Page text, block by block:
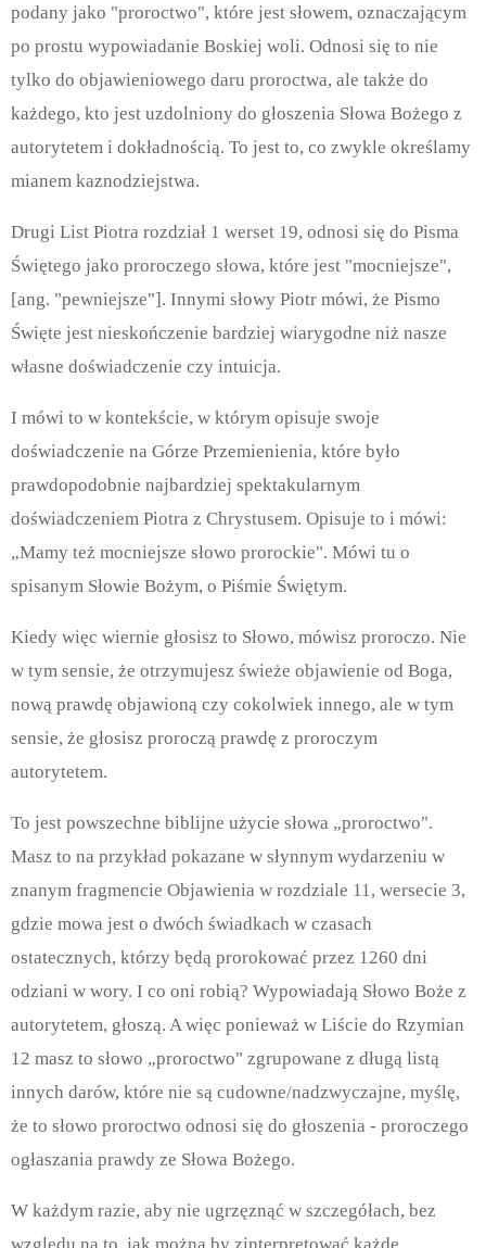
podany jako "proroctwo", które jest słowem, oznaczającym
po prostu wypowiadanie Boskiej woli. Odnosi się to nie
tylko do objawieniowego daru proroctwa, ale także do
każdego, kto jest uzdolniony do głoszenia Słowa Bożego z
autorytetem i dokładnością. To jest to, co zwykle określamy
mianem kaznodziejstwa.
Drugi List Piotra rozdział 1 werset 19, odnosi się do Pisma
Świętego jako proroczego słowa, które jest "mocniejsze",
[ang. "pewniejsze"]. Innymi słowy Piotr mówi, że Pismo
Święte jest nieskończenie bardziej wiarygodne niż nasze
własne doświadczenie czy intuicja.
I mówi to w kontekście, w którym opisuje swoje
doświadczenie na Górze Przemienienia, które było
prawdopodobnie najbardziej spektakularnym
doświadczeniem Piotra z Chrystusem. Opisuje to i mówi:
„Mamy też mocniejsze słowo prorockie". Mówi tu o
spisanym Słowie Bożym, o Piśmie Świętym.
Kiedy więc wiernie głosisz to Słowo, mówisz proroczo. Nie
w tym sensie, że otrzymujesz świeże objawienie od Boga,
nową prawdę objawioną czy cokolwiek innego, ale w tym
sensie, że głosisz proroczą prawdę z proroczym
autorytetem.
To jest powszechne biblijne użycie słowa „proroctwo".
Masz to na przykład pokazane w słynnym wydarzeniu w
znanym fragmencie Objawienia w rozdziale 11, wersecie 3,
gdzie mowa jest o dwóch świadkach w czasach
ostatecznych, którzy będą prorokować przez 1260 dni
odziani w wory. I co oni robią? Wypowiadają Słowo Boże z
autorytetem, głoszą. A więc ponieważ w Liście do Rzymian
12 masz to słowo „proroctwo" zgrupowane z długą listą
innych darów, które nie są cudowne/nadzwyczajne, myślę,
że to słowo proroctwo odnosi się do głoszenia - proroczego
ogłaszania prawdy ze Słowa Bożego.
W każdym razie, aby nie ugrzęznąć w szczegółach, bez